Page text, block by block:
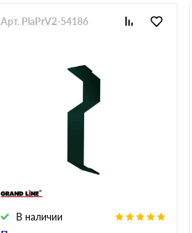
В наличии
Арт. PlaPrV2-54186